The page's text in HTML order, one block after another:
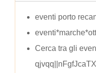
eventi porto
Cerca tra gli